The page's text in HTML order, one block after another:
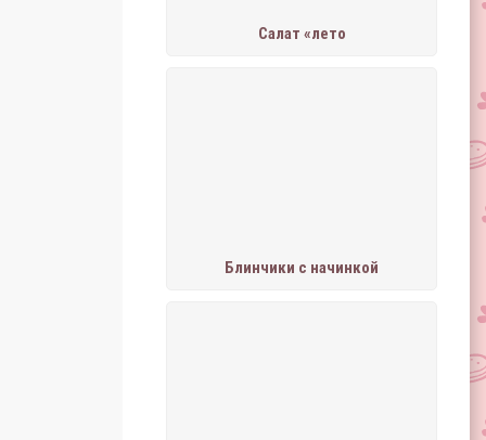
Салат «лето
Блинчики с начинкой